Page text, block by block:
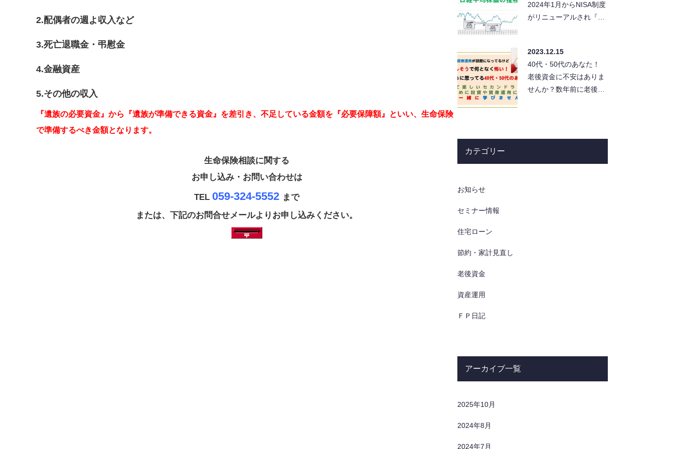
2.配偶者の週よ収入など
3.死亡退職金・弔慰金
4.金融資産
5.その他の収入
『遺族の必要資金』から『遺族が準備できる資金』を差引き、不足している金額を『必要保障額』といい、生命保険
で準備するべき金額となります。
生命保険相談に関する
お申し込み・お問い合わせは
TEL 059-324-5552 まで
または、下記のお問合せメールよりお申し込みください。
2024年1月からNISA制度
がリニューアルされ『新
2023.12.15
40代・50代のあなた！
老後資金に不安はありま
せんか？数年前に老後資
カテゴリー
お知らせ
セミナー情報
住宅ローン
節約・家計見直し
老後資金
資産運用
ＦＰ日記
アーカイブ一覧
2025年10月
2024年8月
2024年7月